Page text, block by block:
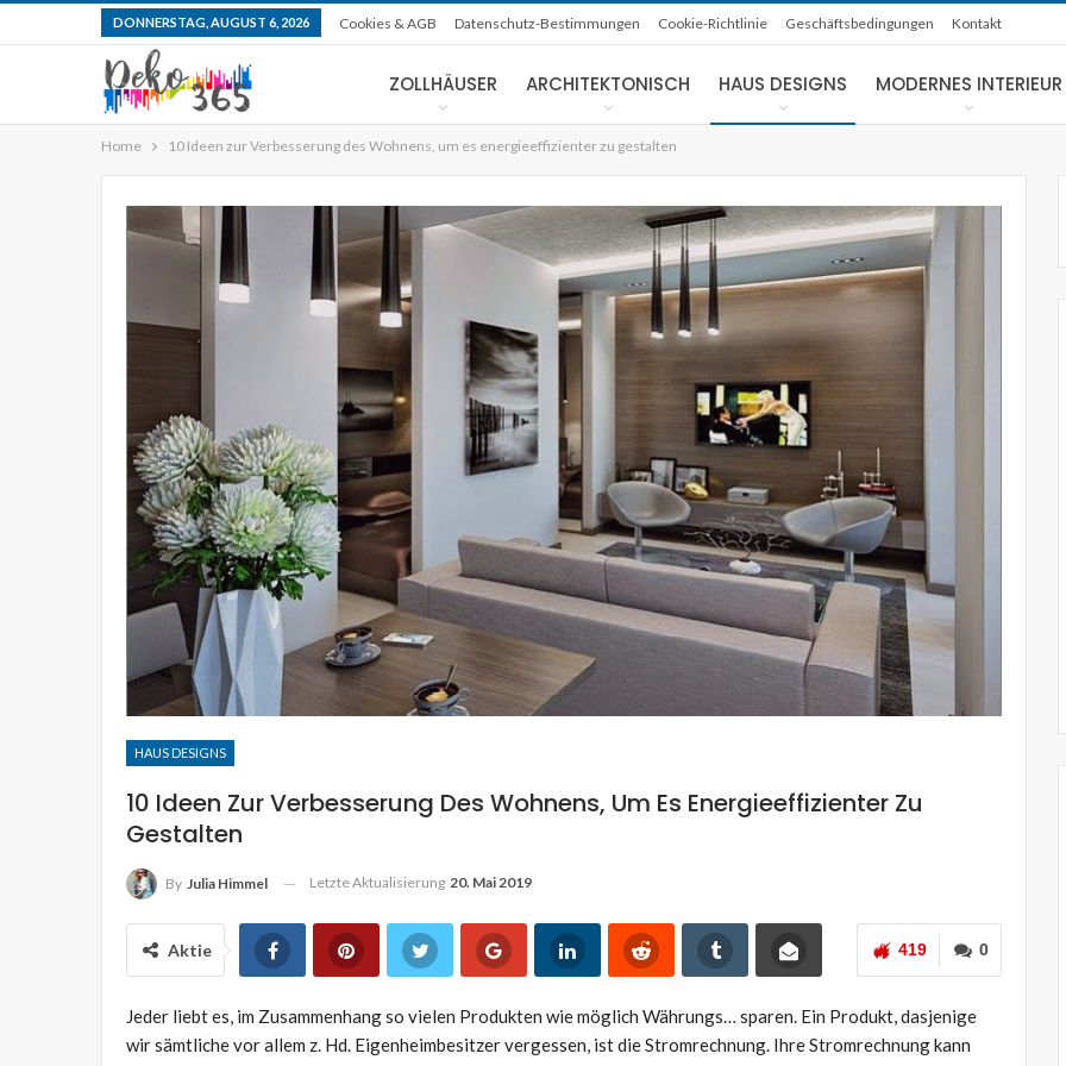
DONNERSTAG, AUGUST 6, 2026 Cookies & AGB Datenschutz-Bestimmungen Cookie-Richtlinie Geschäftsbedingungen Kontakt
ZOLLHÄUSER ARCHITEKTONISCH HAUS DESIGNS MODERNES INTERIEUR
Home 10 Ideen zur Verbesserung des Wohnens, um es energieeffizienter zu gestalten
HAUS DESIGNS
10 Ideen Zur Verbesserung Des Wohnens, Um Es Energieeffizienter Zu
Gestalten
By Julia Himmel Letzte Aktualisierung 20. Mai 2019
0
419
Aktie
Jeder liebt es, im Zusammenhang so vielen Produkten wie möglich Währungs… sparen. Ein Produkt, dasjenige
wir sämtliche vor allem z. Hd. Eigenheimbesitzer vergessen, ist die Stromrechnung. Ihre Stromrechnung kann
KOMPAKTE HÄUSER
Selbige moderne vorgefertigte
Hütte hinaus Rädern hat…
JULIA HIMMEL Sep. 2, 2019 0
NACHHALTIGE HÄUSER
Solarbetriebenes LA Studio von
New York Architect
JULIA HIMMEL Sep. 2, 2019